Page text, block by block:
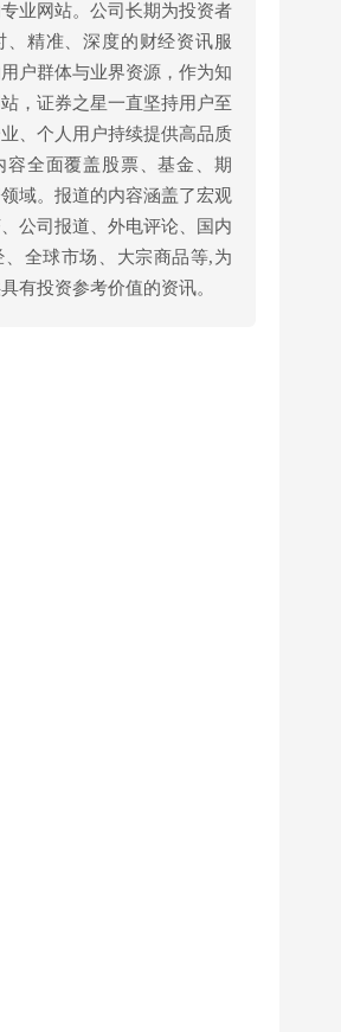
业网站。公司长期为投资者
、精准、深度的财经资讯服
户群体与业界资源，作为知
，证券之星一直坚持用户至
业、个人用户持续提供高品质
容全面覆盖股票、基金、期
域。报道的内容涵盖了宏观
公司报道、外电评论、国内
、全球市场、大宗商品等,为
有投资参考价值的资讯。